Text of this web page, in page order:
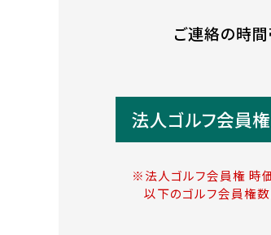
ご連絡の時
法人ゴルフ会員
※法人ゴルフ会員権 時
以下のゴルフ会員権数